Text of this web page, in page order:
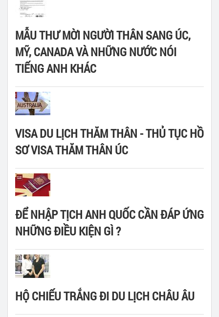
MẪU THƯ MỜI NGƯỜI THÂN SANG ÚC,
MỸ, CANADA VÀ NHỮNG NƯỚC NÓI
TIẾNG ANH KHÁC
VISA DU LỊCH THĂM THÂN - THỦ TỤC HỒ
SƠ VISA THĂM THÂN ÚC
ĐỂ NHẬP TỊCH ANH QUỐC CẦN ĐÁP ỨNG
NHỮNG ĐIỀU KIỆN GÌ ?
HỘ CHIẾU TRẮNG ĐI DU LỊCH CHÂU ÂU